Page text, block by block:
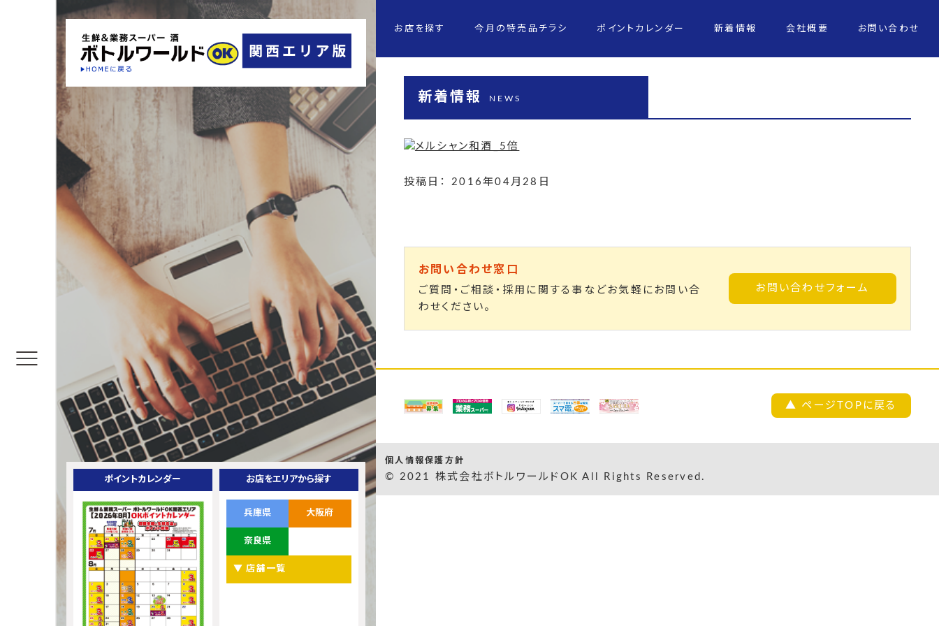
ポイントカレンダー お店をエリアから探す
兵庫県 大阪府
奈良県
▼ 店舗一覧
お店を探す 今月の特売品チラシ ポイントカレンダー 新着情報 会社概要 お問い合わせ
新着情報 NEWS
投稿日： 2016年04月28日
お問い合わせ窓口
ご質問・ご相談・採用に関する事などお気軽にお問い合
わせください。
お問い合わせフォーム
▲ ページTOPに戻る
個人情報保護方針
© 2021 株式会社ボトルワールドOK All Rights Reserved.